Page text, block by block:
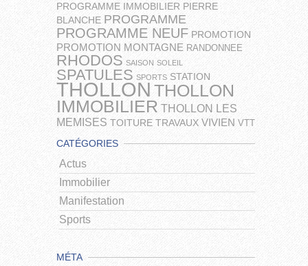
PROGRAMME IMMOBILIER PIERRE
BLANCHE PROGRAMME
PROGRAMME NEUF PROMOTION
PROMOTION MONTAGNE RANDONNEE
RHODOS SAISON SOLEIL
SPATULES SPORTS STATION
THOLLON THOLLON
IMMOBILIER THOLLON LES
MEMISES TOITURE TRAVAUX VIVIEN VTT
CATÉGORIES
Actus
Immobilier
Manifestation
Sports
MÉTA